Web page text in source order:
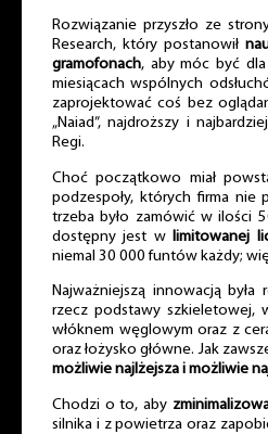
Rozwiązanie przyszło ze
Research, który postanowił
gramofonach, aby móc być
miesiącach wspólnych
zaprojektować coś bez
„Naiad”, najdroższy i
Regi.
Choć początkowo miał
podzespoły, których firma nie
trzeba było zamówić w ilości
dostępny jest w limitowanej
niemal 30 000 funtów każdy;
Najważniejszą innowacją
rzecz podstawy szkieletowej,
włóknem węglowym oraz z
oraz łożysko główne. Jak
możliwie najlżejsza i możliwie
Chodzi o to, aby
silnika i z powietrza oraz